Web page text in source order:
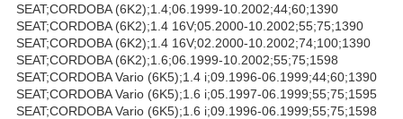
SEAT;CORDOBA (6K2);1.4;06.1999-10.2002;44;60;1390
SEAT;CORDOBA (6K2);1.4 16V;05.2000-10.2002;55;75;1390
SEAT;CORDOBA (6K2);1.4 16V;02.2000-10.2002;74;100;1390
SEAT;CORDOBA (6K2);1.6;06.1999-10.2002;55;75;1598
SEAT;CORDOBA Vario (6K5);1.4 i;09.1996-06.1999;44;60;1390
SEAT;CORDOBA Vario (6K5);1.6 i;05.1997-06.1999;55;75;1595
SEAT;CORDOBA Vario (6K5);1.6 i;09.1996-06.1999;55;75;1598